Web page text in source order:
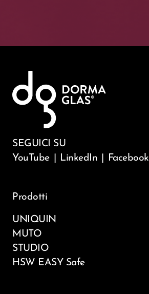
SEGUICI SU
YouTube
LinkedIn Facebook
Prodotti
UNIQUIN
MUTO
STUDIO
HSW EASY Safe